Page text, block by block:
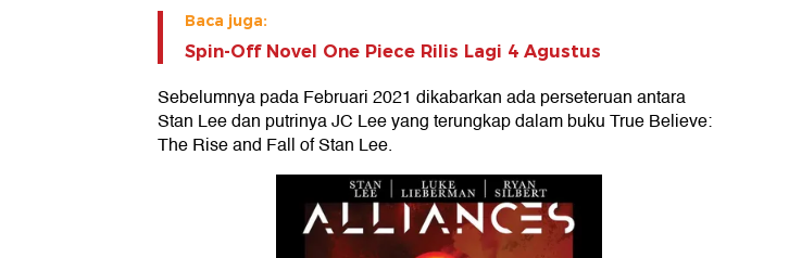
Baca juga:
Spin-Off Novel One Piece Rilis Lagi 4 Agustus
Sebelumnya pada Februari 2021 dikabarkan ada perseteruan antara
Stan Lee dan putrinya JC Lee yang terungkap dalam buku True Believe:
The Rise and Fall of Stan Lee.